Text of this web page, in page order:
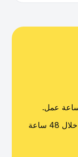
خطة معقدة أو جماعية مستهدفة خلال 48 ساعة